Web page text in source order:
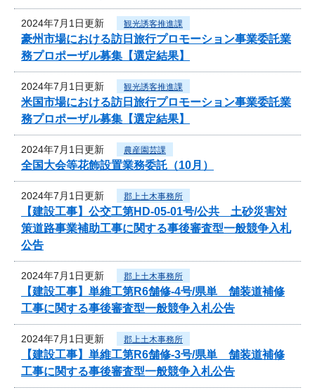
2024年7月1日更新 観光誘客推進課
豪州市場における訪日旅行プロモーション事業委託業
務プロポーザル募集【選定結果】
2024年7月1日更新 観光誘客推進課
米国市場における訪日旅行プロモーション事業委託業
務プロポーザル募集【選定結果】
2024年7月1日更新 農産園芸課
全国大会等花飾設置業務委託（10月）
2024年7月1日更新 郡上土木事務所
【建設工事】公交工第HD-05-01号/公共 土砂災害対
策道路事業補助工事に関する事後審査型一般競争入札
公告
2024年7月1日更新 郡上土木事務所
【建設工事】単維工第R6舗修-4号/県単 舗装道補修
工事に関する事後審査型一般競争入札公告
2024年7月1日更新 郡上土木事務所
【建設工事】単維工第R6舗修-3号/県単 舗装道補修
工事に関する事後審査型一般競争入札公告